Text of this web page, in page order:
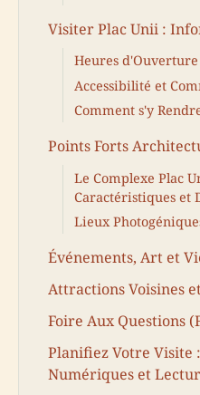
Visiter Plac Unii :
Heures
Accessibilité et
Comment s'y
Points Forts
Le Complexe Plac
Caractéristiques et
Lieux
Événements, Art et
Attractions Voisines
Foire Aux Questions
Planifiez Votre Visite
Numériques et